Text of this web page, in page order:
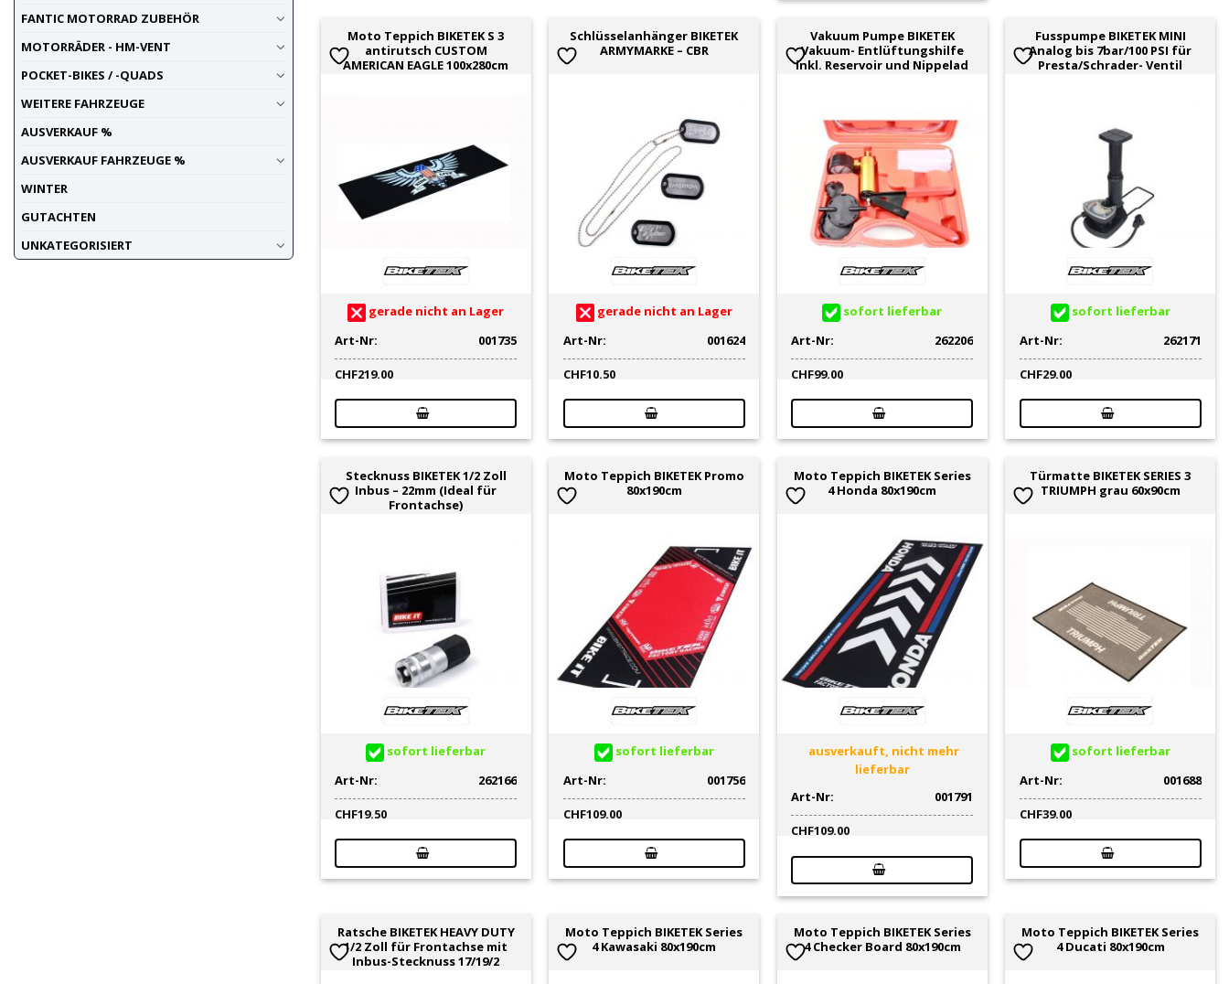
FANTIC MOTORRAD ZUBEHÖR
MOTORRÄDER - HM-VENT
POCKET-BIKES / -QUADS
WEITERE FAHRZEUGE
AUSVERKAUF %
AUSVERKAUF FAHRZEUGE %
WINTER
GUTACHTEN
UNKATEGORISIERT
Moto Teppich BIKETEK S 3
antirutsch CUSTOM
AMERICAN EAGLE 100x280cm
gerade nicht an Lager
Art-Nr:
001735
CHF219.00
Schlüsselanhänger BIKETEK
ARMYMARKE – CBR
gerade nicht an Lager
Art-Nr:
001624
CHF10.50
Vakuum Pumpe BIKETEK
Vakuum- Entlüftungshilfe
inkl. Reservoir und Nippelad
sofort lieferbar
Art-Nr:
262206
CHF99.00
Fusspumpe BIKETEK MINI
Analog bis 7bar/100 PSI für
Presta/Schrader- Ventil
sofort lieferbar
Art-Nr:
262171
CHF29.00
Stecknuss BIKETEK 1/2 Zoll
Inbus – 22mm (Ideal für
Frontachse)
sofort lieferbar
Art-Nr:
262166
CHF19.50
Moto Teppich BIKETEK Promo
80x190cm
sofort lieferbar
Art-Nr:
001756
CHF109.00
Moto Teppich BIKETEK Series
4 Honda 80x190cm
ausverkauft, nicht mehr
lieferbar
Art-Nr:
001791
CHF109.00
Türmatte BIKETEK SERIES 3
TRIUMPH grau 60x90cm
sofort lieferbar
Art-Nr:
001688
CHF39.00
Ratsche BIKETEK HEAVY DUTY
1/2 Zoll für Frontachse mit
Inbus-Stecknuss 17/19/2
Moto Teppich BIKETEK Series
4 Kawasaki 80x190cm
Moto Teppich BIKETEK Series
4 Checker Board 80x190cm
Moto Teppich BIKETEK Series
4 Ducati 80x190cm